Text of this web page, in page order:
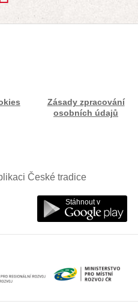
Zásady zpracování
osobních údajů
České tradice
Stáhnout v